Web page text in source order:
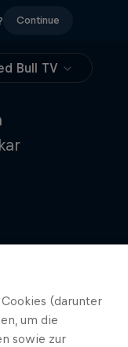
? Continue
Bull TV
(darunter
um die
sowie zur